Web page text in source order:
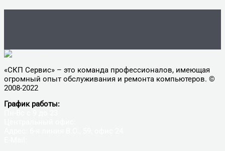
«СКП Сервис» – это команда профессионалов, имеющая
огромный опыт обслуживания и ремонта компьютеров. ©
2008-2022
График работы: